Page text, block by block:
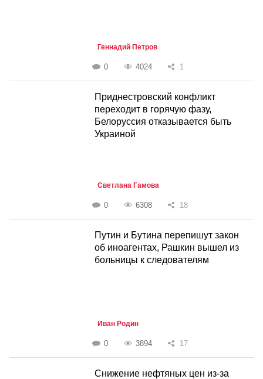
Геннадий Петров
0 4024 1
Приднестровский конфликт
переходит в горячую фазу,
Белоруссия отказывается быть
Украиной
Светлана Гамова
0 6308 18
Путин и Бутина перепишут закон
об иноагентах, Рашкин вышел из
больницы к следователям
Иван Родин
0 3894 17
Снижение нефтяных цен из-за